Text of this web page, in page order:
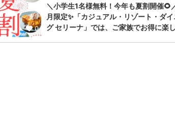
0
＼小学生1名様無料！今年も夏割開催🌻
月限定✨「カジュアル・リゾート・ダ
グ セリーナ」では、ご家族でお得に楽